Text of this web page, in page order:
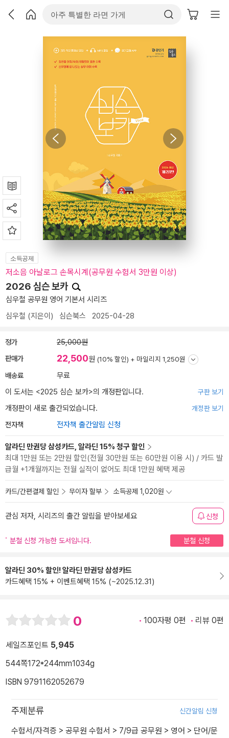
소득공제
저소음 아날로그 손목시계(공무원 수험서 3만원 이상)
2026 심슨 보카
심우철 공무원 영어 기본서 시리즈
심우철 (지은이) 심슨북스 2025-04-28
정가 25,000원
판매가 22,500원 (10% 할인) + 마일리지 1,250원
배송료
무료
이 도서는 <2025 심슨 보카>의 개정판입니다. 구판 보기
개정판이 새로 출간되었습니다. 개정판 보기
전자책 전자책 출간알림 신청
알라딘 만권당 삼성카드, 알라딘 15% 청구 할인
최대 1만원 또는 2만원 할인(전월 30만원 또는 60만원 이용 시) / 카드 발
급월 +1개월까지는 전월 실적이 없어도 최대 1만원 혜택 제공
카드/간편결제 할인 무이자 할부 소득공제 1,020원
관심 저자, 시리즈의 출간 알림을 받아보세요 신청
분철 신청 가능한 도서입니다. 분철 신청
알라딘 30% 할인! 알라딘 만권당 삼성카드
카드혜택 15% + 이벤트혜택 15% (~2025.12.31)
0 100자평 0편 리뷰 0편
세일즈포인트 5,945
544쪽172*244mm1034g
ISBN 9791162052679
주제분류 신간알림 신청
수험서/자격증 > 공무원 수험서 > 7/9급 공무원 > 영어 > 단어/문